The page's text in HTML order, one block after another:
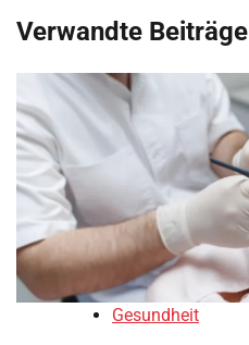
Verwandte Beiträge
Gesundheit